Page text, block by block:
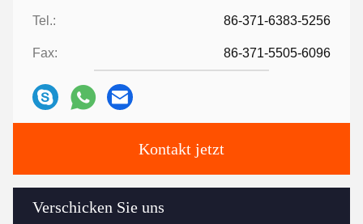
Tel.: 86-371-6383-5256
Fax: 86-371-5505-6096
Kontakt jetzt
Verschicken Sie uns